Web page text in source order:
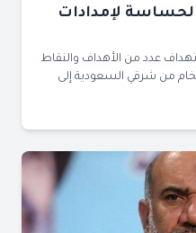
لإمدادات
عدد من الأهداف والنقاط
من شرقي السعودية إلى